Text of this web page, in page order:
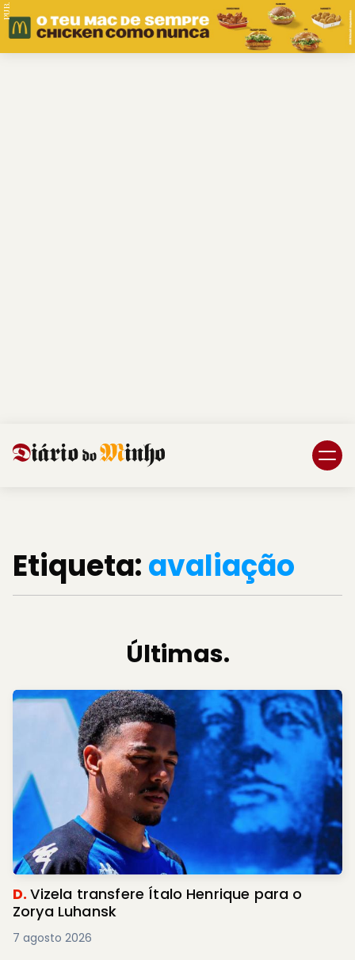
PUB.
Etiqueta:avaliação
Últimas.
D.Vizela transfere Ítalo Henrique para o
Zorya Luhansk
7 agosto 2026